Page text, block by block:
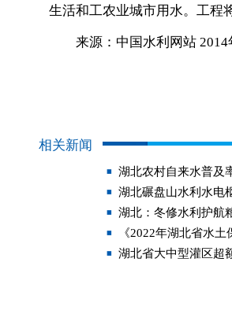
生活和工农业城市用水。工程
来源：中国水利网站 2014
相关新闻
湖北农村自来水普及
湖北碾盘山水利水电
湖北：冬修水利护航
《2022年湖北省水
湖北省大中型灌区超